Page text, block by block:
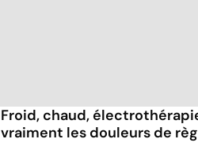
Froid, chaud,
vraiment les douleurs de